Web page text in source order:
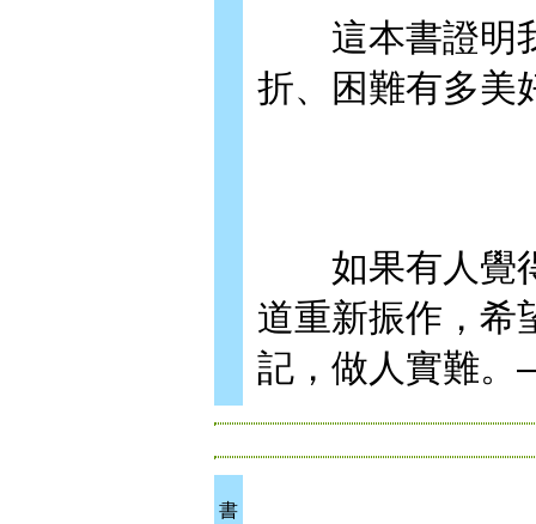
這本書證明我
折、困難有多美
如果有人覺得
道重新振作，希
記，做人實難
書